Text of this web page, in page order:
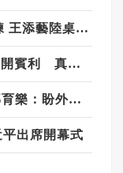
漂亮得不像實力派 孫穎莎的陪練 王添藝陸桌球第一美女
大谷翔平升格二寶爸 換保時捷開賓利 真美子包辦全家飲食
李珠珢遭爆應援非C位不站 富邦育樂：盼外界給予正面鼓勵
出席開幕式